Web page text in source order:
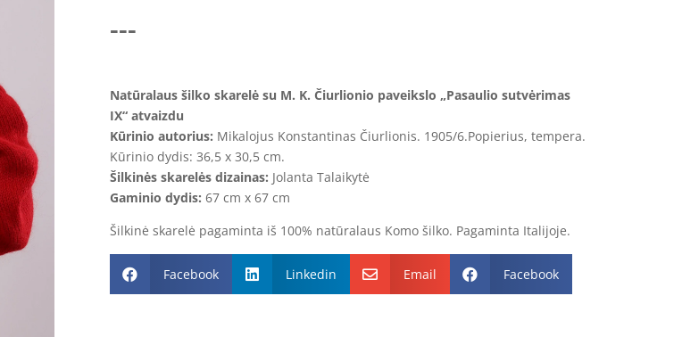
---
Natūralaus šilko skarelė su M. K. Čiurlionio paveikslo „Pasaulio sutvėrimas
IX“ atvaizdu
Kūrinio autorius: Mikalojus Konstantinas Čiurlionis. 1905/6.Popierius, tempera.
Kūrinio dydis: 36,5 x 30,5 cm.
Šilkinės skarelės dizainas: Jolanta Talaikytė
Gaminio dydis: 67 cm x 67 cm
Šilkinė skarelė pagaminta iš 100% natūralaus Komo šilko. Pagaminta Italijoje.
 Facebook  Linkedin  Email  Facebook